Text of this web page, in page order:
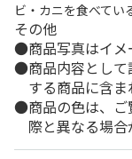
ビ・カニを食べてい
その他
商品写真はイメ
商品内容とし
する商品に含ま
商品の色は、
際と異なる場合